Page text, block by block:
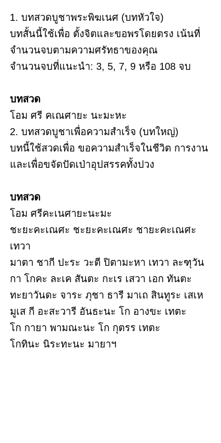
1. บทสวดบูชาพระพิฆเนศ (บทหัวใจ)
บทสั้นนี้ใช้เพื่อ ตั้งจิตและขอพรโดยตรง เน้นที่
จำนวนจบตามความศรัทธาของคุณ
จำนวนจบที่แนะนำ: 3, 5, 7, 9 หรือ 108 จบ
บทสวด
โอม ศรี คเณศายะ นะมะหะ
2. บทสวดบูชาเพื่อความสำเร็จ (บทใหญ่)
บทนี้ใช้สวดเพื่อ ขอความสำเร็จในชีวิต การงาน
และเพื่อขจัดปัดเป่าอุปสรรคทั้งปวง
บทสวด
โอม ศรีคะเนศายะนะมะ
ชะยะคะเณศะ ชะยะคะเณศะ ชายะคะเณศะ
เทวา
มาตา ชากี ปะระ วะตี ปิตามะหา เทวา ละฑุวัน
กา โกคะ ละเค สันตะ กะเร เสวา เอก ทันตะ
ทะยาวันดะ จาระ ภุชา ธารี มาเถ สินทูระ เสเห
มูเส กี อะสะวารี อันธะนะ โก อางขะ เทตะ
โก กายา พามณะนะ โก กุตรร เทตะ
โกทินะ นิระทะนะ มายาฯ